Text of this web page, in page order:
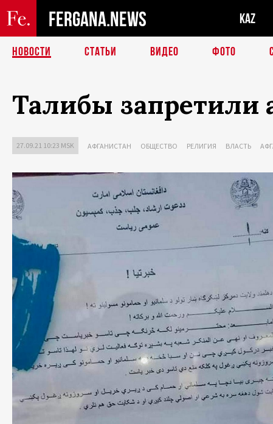
FERGANA.NEWS KAZ
НОВОСТИ СТАТЬИ ВИДЕО ФОТО
Талибы запретили
27.09.21 10:23 MSK АФГАНИСТАН ОБЩЕСТВО РЕЛИГИЯ ВЛАСТЬ